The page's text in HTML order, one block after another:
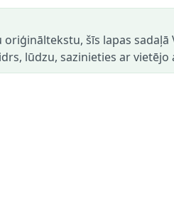
šīs lapas
lūdzu, sazinieties ar